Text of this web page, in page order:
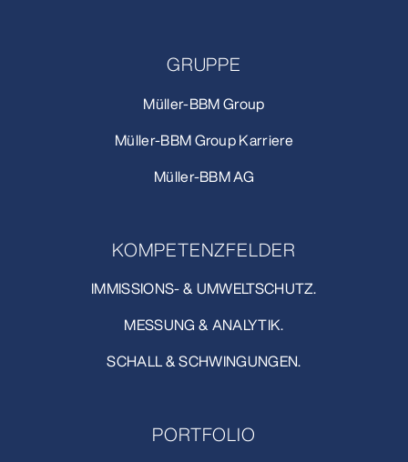
GRUPPE
Müller-BBM Group
Müller-BBM Group Karriere
Müller-BBM AG
KOMPETENZFELDER
IMMISSIONS- & UMWELTSCHUTZ.
MESSUNG & ANALYTIK.
SCHALL & SCHWINGUNGEN.
PORTFOLIO